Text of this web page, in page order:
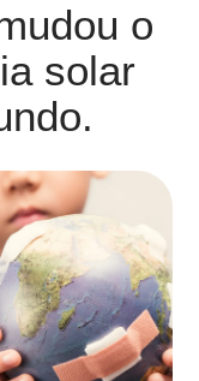
o
solar